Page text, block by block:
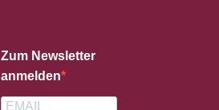
Zum Newsletter
anmelden